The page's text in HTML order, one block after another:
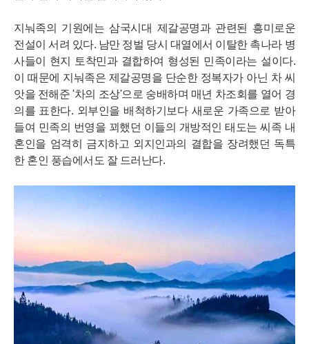
지눠족의 기원에는 삼국시대 제갈공명과 관련된 흥미로운
전설이 서려 있다. 남만 정벌 당시 대열에서 이탈한 촉나라 병
사들이 현지 토착민과 결합하여 형성된 민족이라는 설이다.
이 때문에 지눠족은 제갈공명을 단순한 정복자가 아닌 차 씨
앗을 전해준 '차의 조상'으로 숭배하며 매년 차조회를 열어 경
의를 표한다. 외부인을 배척하기보다 새로운 가족으로 받아
들여 민족의 번영을 꾀했던 이들의 개방적인 태도는 씨족 내
혼인을 엄격히 금지하고 외지인과의 결합을 장려했던 독특
한 혼인 풍습에서도 잘 드러난다.